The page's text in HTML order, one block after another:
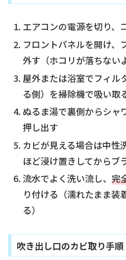
エアコンの電源を切り、
フロントパネルを開け、
外す（ホコリが落ちない
屋外または浴室でフィル
る側）を掃除機で吸い取
ぬるま湯で裏側からシャ
押し出す
カビが見える場合は中性
ほど浸け置きしてからブ
流水でよく洗い流し、 完
り付ける（濡れたまま装
る）
吹き出し口のカビ取り手順